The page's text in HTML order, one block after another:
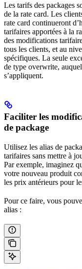
Les tarifs des packages
de la rate card. Les
rate card continueront
tarifaires apportées à la
des modifications
tous les clients, et au
spécifiques. La seule
de type overwrite,
s’appliquent.
Faciliter les
de package
Utilisez les alias de
tarifaires sans mettre à
Par exemple, imaginez
votre nouveau produit
les prix antérieurs pour
Pour ce faire, vous
alias :